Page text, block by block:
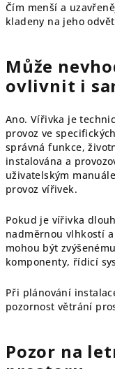
Čím menší a
kladeny na jeho
Může
ovlivnit i
Ano. Vířivka je
provoz ve
správná funkce,
instalována a
uživatelským
provoz vířivek.
Pokud je vířivka
nadměrnou vlhkostí
mohou být
komponenty, řídicí
Při plánování
pozornost větrání
Pozor na